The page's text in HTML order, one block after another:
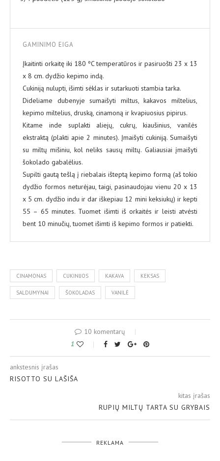
GAMINIMO EIGA
Įkaitinti orkaitę iki 180 ºC temperatūros ir pasiruošti 23 x 13
x 8 cm. dydžio kepimo indą.
Cukiniją nulupti, išimti sėklas ir sutarkuoti stambia tarka.
Dideliame dubenyje sumaišyti miltus, kakavos miltelius,
kepimo miltelius, druską, cinamoną ir kvapiuosius pipirus.
Kitame inde suplakti aliejų, cukrų, kiaušinius, vanilės
ekstraktą (plakti apie 2 minutes). Įmaišyti cukiniją. Sumaišyti
su miltų mišiniu, kol neliks sausų miltų. Galiausiai įmaišyti
šokolado gabalėlius.
Supilti gautą tešlą į riebalais išteptą kepimo formą (aš tokio
dydžio formos neturėjau, taigi, pasinaudojau vienu 20 x 13
x 5 cm. dydžio indu ir dar iškepiau 12 mini keksiukų) ir kepti
55 – 65 minutes. Tuomet išimti iš orkaitės ir leisti atvėsti
bent 10 minučių, tuomet išimti iš kepimo formos ir patiekti.
CINAMONAS CUKINIJOS KAKAVA KEKSAS
SALDUMYNAI ŠOKOLADAS VANILĖ
10 komentarų
1
ankstesnis įrašas
RISOTTO SU LAŠIŠA
kitas įrašas
RUPIŲ MILTŲ TARTA SU GRYBAIS
REKLAMA